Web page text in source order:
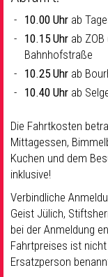
10.00 Uhr ab
10.15 Uhr ab
Bahnhofstraße
10.25 Uhr ab
10.40 Uhr ab
Die Fahrtkosten
Mittagessen,
Kuchen und dem
inklusive!
Verbindliche
Geist Jülich,
bei der Anmeldung
Fahrtpreises ist
Ersatzperson